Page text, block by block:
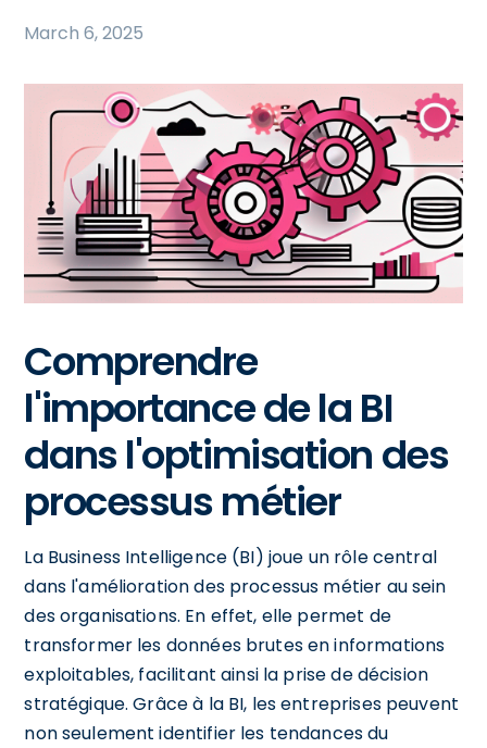
March 6, 2025
Comprendre
l'importance de la BI
dans l'optimisation des
processus métier
La Business Intelligence (BI) joue un rôle central
dans l'amélioration des processus métier au sein
des organisations. En effet, elle permet de
transformer les données brutes en informations
exploitables, facilitant ainsi la prise de décision
stratégique. Grâce à la BI, les entreprises peuvent
non seulement identifier les tendances du